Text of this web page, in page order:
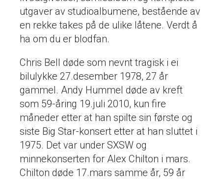
utgaver av studioalbumene, bestående av
en rekke takes på de ulike låtene. Verdt å
ha om du er blodfan.
Chris Bell døde som nevnt tragisk i ei
bilulykke 27.desember 1978, 27 år
gammel. Andy Hummel døde av kreft
som 59-åring 19.juli 2010, kun fire
måneder etter at han spilte sin første og
siste Big Star-konsert etter at han sluttet i
1975. Det var under SXSW og
minnekonserten for Alex Chilton i mars.
Chilton døde 17.mars samme år, 59 år